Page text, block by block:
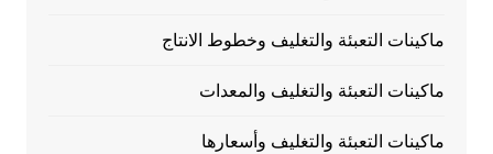
ماكينات التعبئة والتغليف وخطوط الانتاج
ماكينات التعبئة والتغليف والمعدات
ماكينات التعبئة والتغليف وأسعارها